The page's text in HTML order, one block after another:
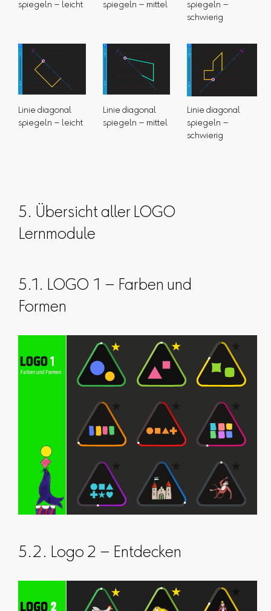
spiegeln – leicht
spiegeln – mittel
spiegeln –
schwierig
Linie diagonal
spiegeln – leicht
Linie diagonal
spiegeln – mittel
Linie diagonal
spiegeln –
schwierig
5. Übersicht aller LOGO
Lernmodule
5.1. LOGO 1 – Farben und
Formen
5.2. Logo 2 – Entdecken